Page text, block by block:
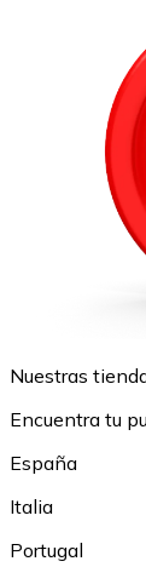
Nuestras
Encuentra tu
España
Italia
Portugal